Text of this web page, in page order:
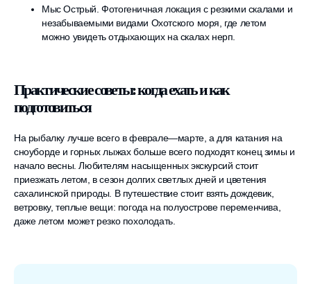
Мыс Острый. Фотогеничная локация с резкими скалами и
незабываемыми видами Охотского моря, где летом
можно увидеть отдыхающих на скалах нерп.
Практические советы: когда ехать и как
подготовиться
На рыбалку лучше всего в феврале—марте, а для катания на
сноуборде и горных лыжах больше всего подходят конец зимы и
начало весны. Любителям насыщенных экскурсий стоит
приезжать летом, в сезон долгих светлых дней и цветения
сахалинской природы. В путешествие стоит взять дождевик,
ветровку, теплые вещи: погода на полуострове переменчива,
даже летом может резко похолодать.